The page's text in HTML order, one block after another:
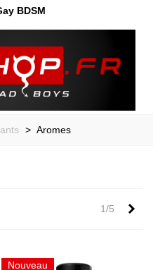
BDSM
> Aromes
1/5
Nouveau